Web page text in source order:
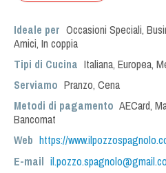
Ideale per Occasioni Speciali,
Amici, In coppia
Tipi di Cucina Italiana, Europea,
Serviamo Pranzo, Cena
Metodi di pagamento AECard,
Bancomat
Web https://
E-mail